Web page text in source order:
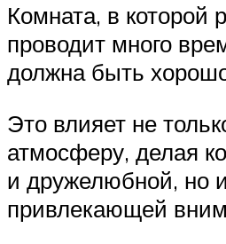
Комната, в которой
проводит много
должна быть
Это влияет не
атмосферу, делая
и дружелюбной, но и
привлекающей